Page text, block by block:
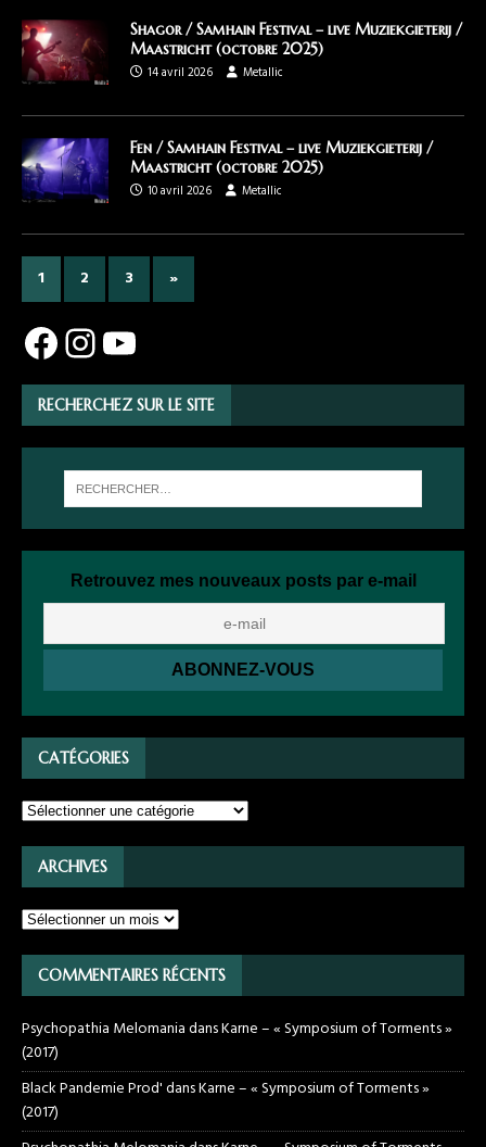
Shagor / Samhain Festival – live Muziekgieterij /
Maastricht (octobre 2025)
14 avril 2026
Metallic
Fen / Samhain Festival – live Muziekgieterij /
Maastricht (octobre 2025)
10 avril 2026
Metallic
1 2 3 »
RECHERCHEZ SUR LE SITE
Retrouvez mes nouveaux posts par e-mail
CATÉGORIES
ARCHIVES
COMMENTAIRES RÉCENTS
Psychopathia MelomaniadansKarne – « Symposium of Torments »
(2017)
Black Pandemie Prod'dansKarne – « Symposium of Torments »
(2017)